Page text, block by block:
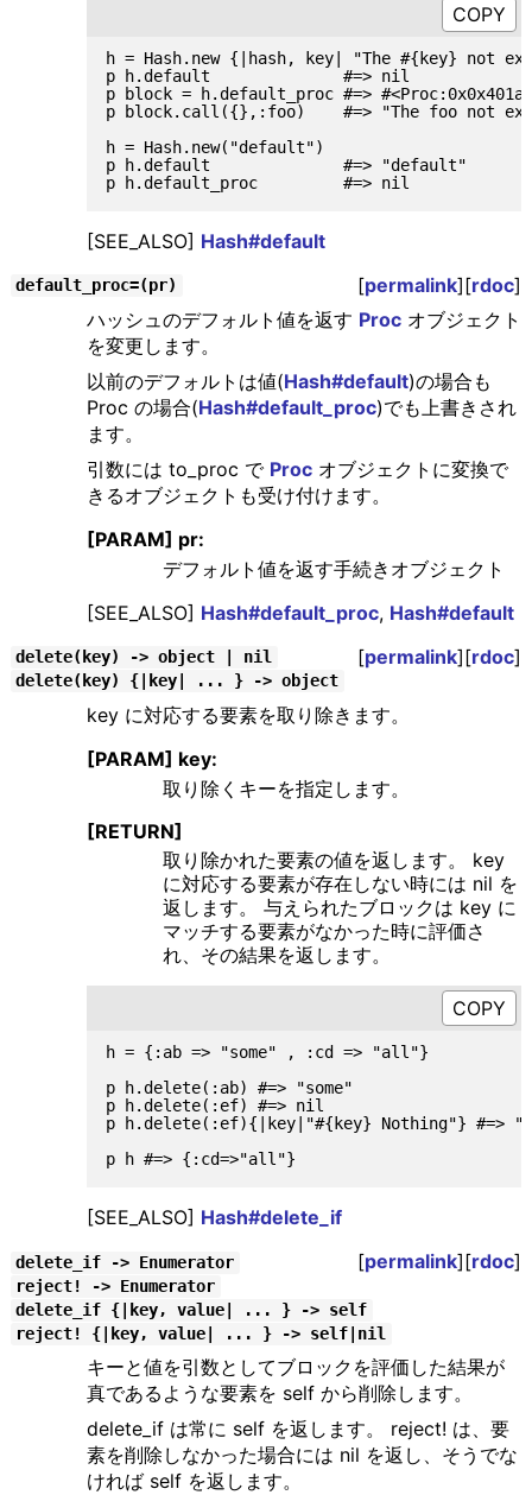
h = Hash.new {|hash, key| "The #{key} not
p h.default              #=> nil
p block = h.default_proc #=>
p block.call({},:foo)    #=> "The foo not
h = Hash.new("default")
p h.default              #=> "default"
[SEE_ALSO] Hash#default
default_proc=(pr) [permalink][rdoc]
ハッシュのデフォルト値を返す Procオブジェクト
を変更します。
以前のデフォルトは値(Hash#default)の場合も
Proc の場合(Hash#default_proc)でも上書きされ
ます。
引数には to_proc で Procオブジェクトに変換で
きるオブジェクトも受け付けます。
[PARAM] pr:
デフォルト値を返す手続きオブジェクト
[SEE_ALSO] Hash#default_proc, Hash#default
delete(key) -> object | nil [permalink][rdoc]
delete(key) {|key| ... } -> object
key に対応する要素を取り除きます。
[PARAM] key:
取り除くキーを指定します。
[RETURN]
取り除かれた要素の値を返します。 key
に対応する要素が存在しない時には nil を
返します。 与えられたブロックは key に
マッチする要素がなかった時に評価さ
れ、その結果を返します。
h = {:ab => "some" , :cd => "all"}
p h.delete(:ab) #=> "some"
p h.delete(:ef) #=> nil
p h.delete(:ef){|key|"#{key} Nothing"} #=>
[SEE_ALSO] Hash#delete_if
delete_if -> Enumerator [permalink][rdoc]
reject! -> Enumerator
delete_if {|key, value| ... } -> self
reject! {|key, value| ... } -> self|nil
キーと値を引数としてブロックを評価した結果が
真であるような要素を self から削除します。
delete_if は常に self を返します。 reject! は、要
素を削除しなかった場合には nil を返し、そうでな
ければ self を返します。